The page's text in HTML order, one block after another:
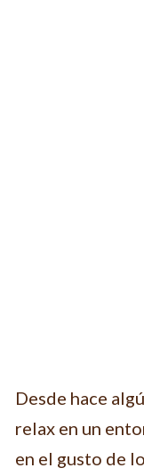
Desde hace
relax en un
en el gusto de